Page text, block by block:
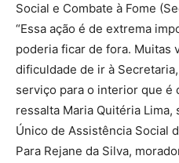
Social e Combate à Fome
“Essa ação é de extrema
poderia ficar de fora. Muitas
dificuldade de ir à
serviço para o interior que é
ressalta Maria Quitéria
Único de Assistência Social
Para Rejane da Silva,